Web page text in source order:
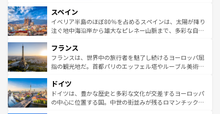
ろん、トスカーナの美しい田園風景やアマルフィ海岸の絶
景など、自然景観も見逃せない。観光の合間には、本場の
ピザやパスタなど、絶品のイタリア料理を堪能することも
ませてくれるイタリアで、忘れられない旅をしてみよう！
なお、新着のイタリア情報はコンテンツ一覧 を参照してほ
しい。
スペイン
イベリア半島のほぼ80％を占めるスペインは、太陽が降り
注ぐ地中海沿岸から雄大なピレネー山脈まで、多彩な自然
文化が根付くこの国では、情熱的なフラメンコ、熱気あふ
れる闘牛、そして美味しいタパスが生活の一部となってい
る。首都マドリードの洗練された雰囲気や、バルセロナの
の城塞都市、穏やかなビーチリゾートまで多彩な表情を見
せる。地方によって風土や気候が異なるスペインはその個
性で訪れる人を魅了する。 なお、新着のスペイン情報はコ
フランス
フランスは、世界中の旅行者を魅了し続けるヨーロッパ屈
指の観光地だ。首都パリのエッフェル塔やルーブル美術館
で、幅広い魅力が詰まっている。華麗な宮殿、歴史的な大
聖堂、美しいビーチ、そして豊かな自然が、訪れる者を心
から魅了する。また、フランスは美食の国としても知ら
ドイツ
ドイツは、豊かな歴史と多彩な文化が交差するヨーロッパ
の中心に位置する国。中世の街並みが残るロマンチック街